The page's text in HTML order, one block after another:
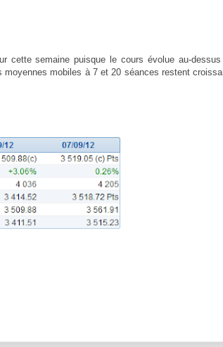
cette semaine puisque le cours évolue au-
mobiles à 7 et 20 séances restent